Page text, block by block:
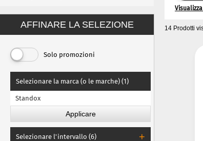
Primer Glasurit
Primer Lesonal
Primer Nexa Autocolor
Primer PPG
Primer Sikkens
AFFINARE LA SELEZIONE
Solo promozioni
Selezionare la marca (o le marche) (1)
Standox
Selezionare l'intervallo (6)
14 Prodotti